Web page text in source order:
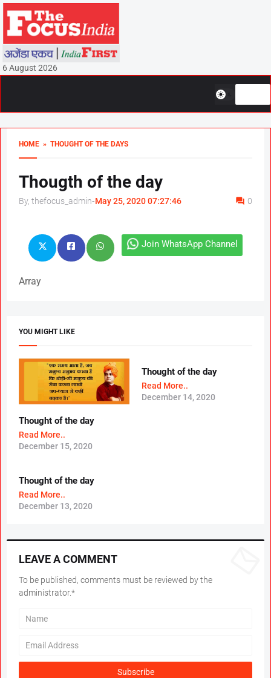
6 August 2026
HOME » THOUGHT OF THE DAYS
Thougth of the day
By, thefocus_admin-May 25, 2020 07:27:46 0
Join WhatsApp Channel
Array
YOU MIGHT LIKE
Thought of the day
Read More..
December 15, 2020
Thought of the day
Read More..
December 14, 2020
Thought of the day
Read More..
December 13, 2020
LEAVE A COMMENT
To be published, comments must be reviewed by the
administrator.*